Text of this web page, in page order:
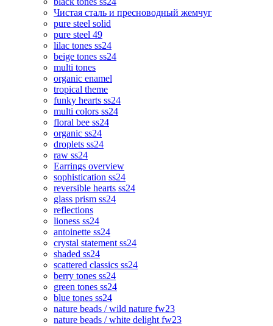
Чистая сталь и пресноводный жемчуг
pure steel solid
pure steel 49
lilac tones ss24
beige tones ss24
multi tones
organic enamel
tropical theme
funky hearts ss24
multi colors ss24
floral bee ss24
organic ss24
droplets ss24
raw ss24
Earrings overview
sophistication ss24
reversible hearts ss24
glass prism ss24
reflections
lioness ss24
antoinette ss24
crystal statement ss24
shaded ss24
scattered classics ss24
berry tones ss24
green tones ss24
blue tones ss24
nature beads / wild nature fw23
nature beads / white delight fw23